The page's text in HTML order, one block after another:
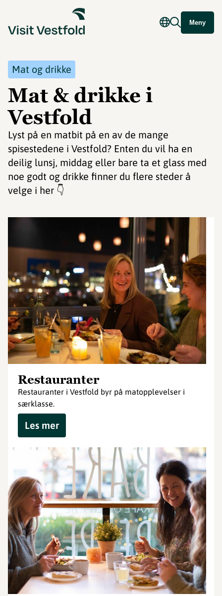
Meny
Mat og drikke
Mat & drikke i
Vestfold
Lyst på en matbit på en av de mange
spisestedene i Vestfold? Enten du vil ha en
deilig lunsj, middag eller bare ta et glass med
noe godt og drikke finner du flere steder å
velge i her 👇
Restauranter
Restauranter i Vestfold byr på matopplevelser i
særklasse.
Les mer